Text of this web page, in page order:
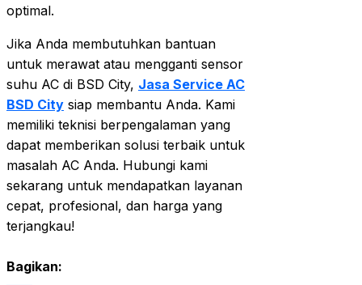
optimal.
Jika Anda membutuhkan bantuan
untuk merawat atau mengganti sensor
suhu AC di BSD City, Jasa Service AC
BSD City siap membantu Anda. Kami
memiliki teknisi berpengalaman yang
dapat memberikan solusi terbaik untuk
masalah AC Anda. Hubungi kami
sekarang untuk mendapatkan layanan
cepat, profesional, dan harga yang
terjangkau!
Bagikan: